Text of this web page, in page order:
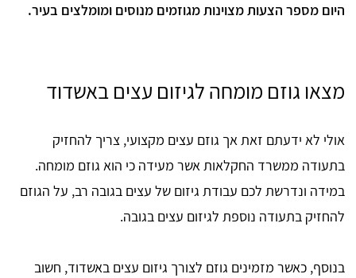
היום מספר הצעות מצוינות מגוזמים מנוסים ומומלצים בעיר.
מצאו גוזם מומחה לגיזום עצים באשדוד
אולי לא ידעתם זאת אך גוזם עצים מקצועי, צריך להחזיק
בתעודה ממשרד החקלאות אשר מעידה כי הוא גוזם מומחה.
במידה ונדרשת לכם עבודת גיזום של עצים בגובה רב, על הגוזם
להחזיק בתעודה נוספת לגיזום עצים בגובה.
בנוסף, כאשר מזמינים גוזם לצורך גיזום עצים באשדוד, חשוב